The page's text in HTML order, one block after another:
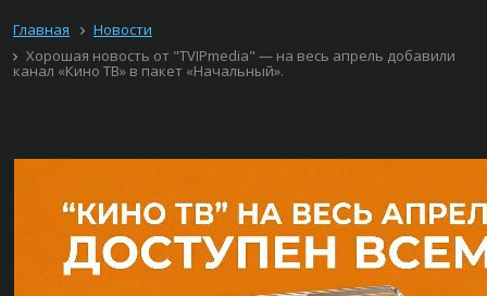
Главная
Новости
Хорошая новость от "TVIPmedia" — на весь апрель добавили
канал «Кино ТВ» в пакет «Начальный».